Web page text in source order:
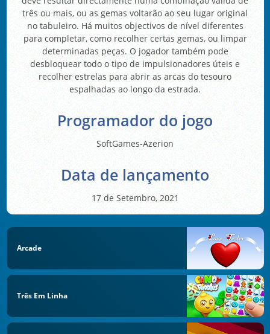
três ou mais, ou as gemas voltarão ao seu lugar original
no tabuleiro. Há muitos objectivos de nível diferentes
para completar, como recolher certas gemas, ou limpar
determinadas peças. O jogador também pode
desbloquear todo o tipo de impulsionadores úteis e
recolher estrelas para abrir as arcas do tesouro
espalhadas ao longo da estrada.
Programador do jogo
SoftGames-Azerion
Data de lançamento
17 de Setembro, 2021
Arcade
Três Em Linha